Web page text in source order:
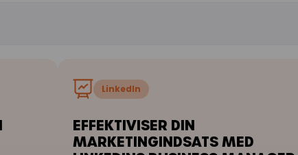
LinkedIn
EFFEKTIVISER DIN
MARKETINGINDSATS MED